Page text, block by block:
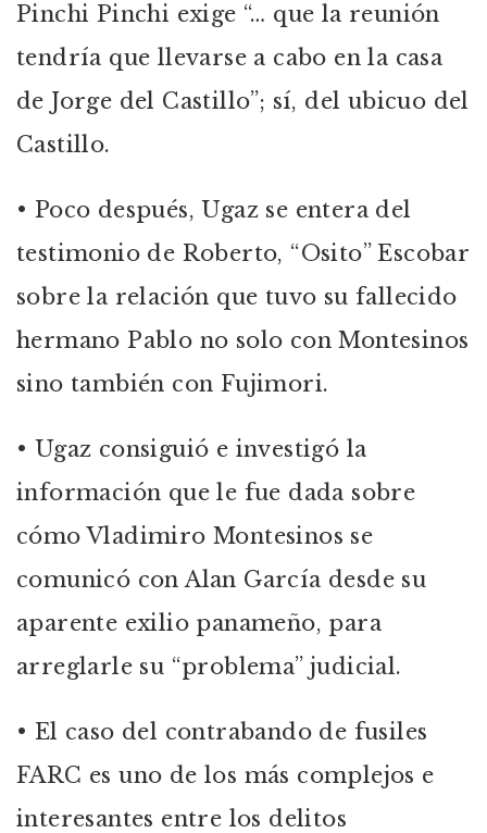
Pinchi Pinchi exige “… que la reunión
tendría que llevarse a cabo en la casa
de Jorge del Castillo”; sí, del ubicuo del
Castillo.
• Poco después, Ugaz se entera del
testimonio de Roberto, “Osito” Escobar
sobre la relación que tuvo su fallecido
hermano Pablo no solo con Montesinos
sino también con Fujimori.
• Ugaz consiguió e investigó la
información que le fue dada sobre
cómo Vladimiro Montesinos se
comunicó con Alan García desde su
aparente exilio panameño, para
arreglarle su “problema” judicial.
• El caso del contrabando de fusiles
FARC es uno de los más complejos e
interesantes entre los delitos